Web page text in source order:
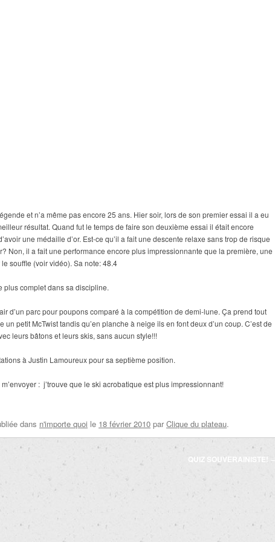
et n’a même pas encore 25 ans. Hier soir, lors de son premier essai il a eu
résultat. Quand fut le temps de faire son deuxième essai il était encore
une médaille d’or. Est-ce qu’il a fait une descente relaxe sans trop de risque
Non, il a fait une performance encore plus impressionnante que la première, une
souffle (voir vidéo). Sa note: 48.4
plus complet dans sa discipline.
d’un parc pour poupons comparé à la compétition de demi-lune. Ça prend tout
un petit McTwist tandis qu’en planche à neige ils en font deux d’un coup. C’est de
leurs bâtons et leurs skis, sans aucun style!!!
à Justin Lamoureux pour sa septième position.
: j’trouve que le ski acrobatique est plus impressionnant!
dans n'importe quoi le 18 février 2010 par Clique du plateau.
QUIZ SOUVERAINISTE! →